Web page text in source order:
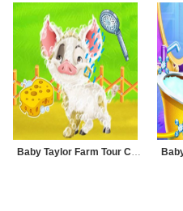
Baby Taylor Farm Tour Caring Animals